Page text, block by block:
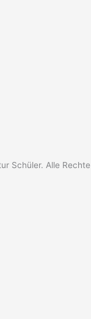
Schüler. Alle Rechte